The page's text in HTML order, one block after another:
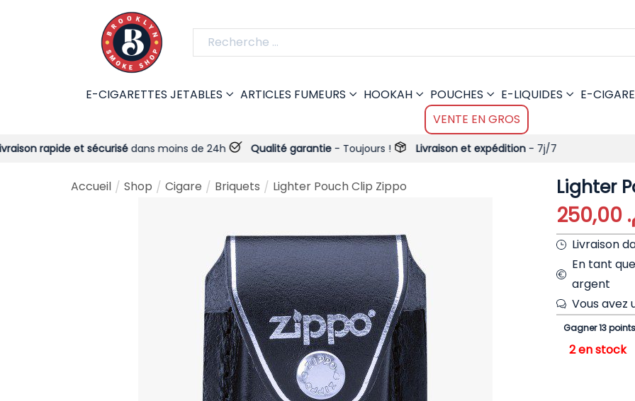
E-CIGARETTES JETABLES ARTICLES FUMEURS HOOKAH POUCHES E-LIQUIDES
E-
VENTE EN GROS
et sécurisédans moins de 24h Qualité garantie- Toujours ! Livraison et expédition- 7j/7
Accueil / Shop / Cigare / Briquets / Lighter Pouch Clip Zippo Lighter
250,00
Livraison
En tant
argent
Vous avez
Gagner 13 points
2 en stock